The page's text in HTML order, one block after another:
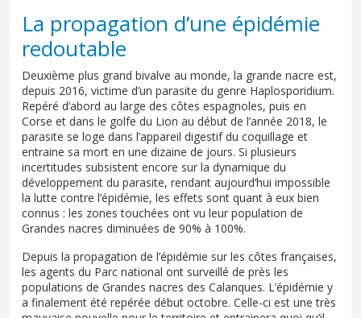
La propagation d’une épidémie
redoutable
Deuxième plus grand bivalve au monde, la grande nacre est,
depuis 2016, victime d’un parasite du genre Haplosporidium.
Repéré d’abord au large des côtes espagnoles, puis en
Corse et dans le golfe du Lion au début de l’année 2018, le
parasite se loge dans l’appareil digestif du coquillage et
entraine sa mort en une dizaine de jours. Si plusieurs
incertitudes subsistent encore sur la dynamique du
développement du parasite, rendant aujourd’hui impossible
la lutte contre l’épidémie, les effets sont quant à eux bien
connus : les zones touchées ont vu leur population de
Grandes nacres diminuées de 90% à 100%.
Depuis la propagation de l’épidémie sur les côtes françaises,
les agents du Parc national ont surveillé de près les
populations de Grandes nacres des Calanques. L’épidémie y
a finalement été repérée début octobre. Celle-ci est une très